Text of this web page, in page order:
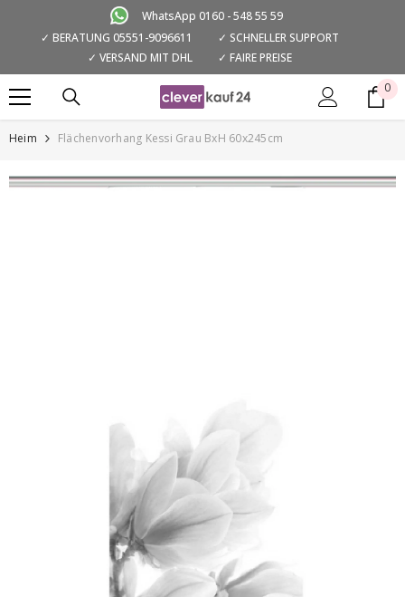
WhatsApp 0160 - 548 55 59
✓ BERATUNG 05551-9096611
✓ SCHNELLER SUPPORT
✓ VERSAND MIT DHL
✓ FAIRE PREISE
00
Heim
Flächenvorhang Kessi Grau BxH 60x245cm